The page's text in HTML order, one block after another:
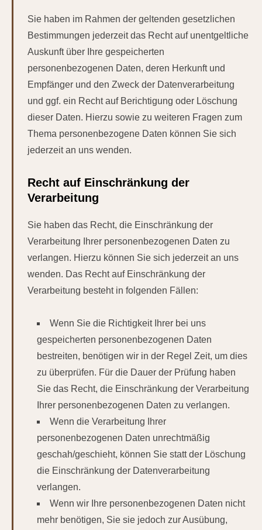
Sie haben im Rahmen der geltenden gesetzlichen
Bestimmungen jederzeit das Recht auf unentgeltliche
Auskunft über Ihre gespeicherten
personenbezogenen Daten, deren Herkunft und
Empfänger und den Zweck der Datenverarbeitung
und ggf. ein Recht auf Berichtigung oder Löschung
dieser Daten. Hierzu sowie zu weiteren Fragen zum
Thema personenbezogene Daten können Sie sich
jederzeit an uns wenden.
Recht auf Einschränkung der
Verarbeitung
Sie haben das Recht, die Einschränkung der
Verarbeitung Ihrer personenbezogenen Daten zu
verlangen. Hierzu können Sie sich jederzeit an uns
wenden. Das Recht auf Einschränkung der
Verarbeitung besteht in folgenden Fällen:
Wenn Sie die Richtigkeit Ihrer bei uns
gespeicherten personenbezogenen Daten
bestreiten, benötigen wir in der Regel Zeit, um dies
zu überprüfen. Für die Dauer der Prüfung haben
Sie das Recht, die Einschränkung der Verarbeitung
Ihrer personenbezogenen Daten zu verlangen.
Wenn die Verarbeitung Ihrer
personenbezogenen Daten unrechtmäßig
geschah/geschieht, können Sie statt der Löschung
die Einschränkung der Datenverarbeitung
verlangen.
Wenn wir Ihre personenbezogenen Daten nicht
mehr benötigen, Sie sie jedoch zur Ausübung,